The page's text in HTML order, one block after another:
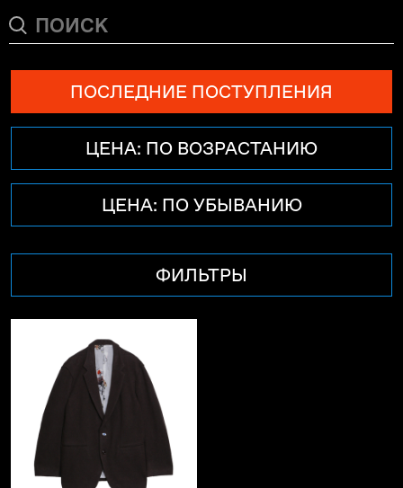
ПОСЛЕДНИЕ ПОСТУПЛЕНИЯ
ЦЕНА: ПО ВОЗРАСТАНИЮ
ЦЕНА: ПО УБЫВАНИЮ
ФИЛЬТРЫ